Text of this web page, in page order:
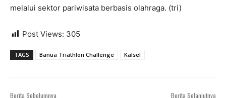
melalui sektor pariwisata berbasis olahraga. (tri)
Post Views: 305
TAGS Banua Triathlon Challenge Kalsel
Berita Sebelumnya Berita Selanjutnya